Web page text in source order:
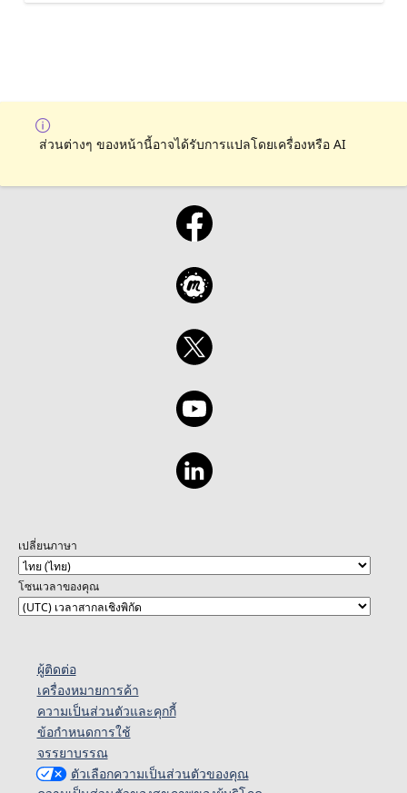
ส่วนต่างๆ ของหน้านี้อาจได้รับการแปลโดยเครื่องหรือ AI
เปลี่ยนภาษา
โซนเวลาของคุณ
ผู้ติดต่อ
เครื่องหมายการค้า
ความเป็นส่วนตัวและคุกกี้
ข้อกำหนดการใช้
จรรยาบรรณ
ตัวเลือกความเป็นส่วนตัวของคุณ